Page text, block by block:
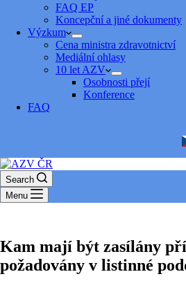
FAQ EP
Koncepční a jiné dokumenty
Výzkum
Cena ministra zdravotnictví
Mediální ohlasy
10 let AZV
Osobnosti přejí
Konference
FAQ
Search
Menu
Kam mají být zasílány
požadovány v listinné